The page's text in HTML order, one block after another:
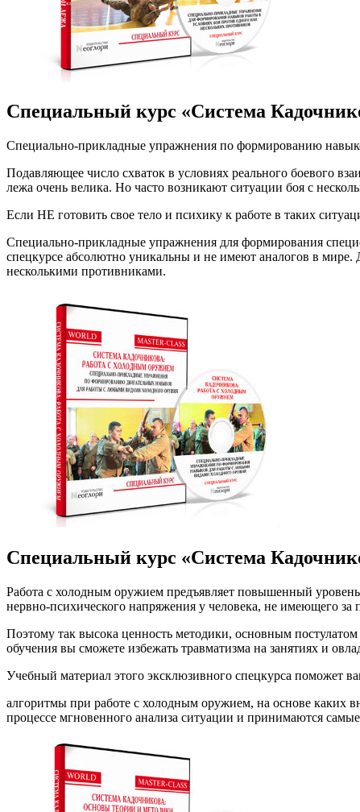
Специальный курс «Система
Специально-прикладные упражнения по формированию
Подавляющее число схваток в условиях реального боевого
лежа очень велика. Но часто возникают ситуации боя с
Если НЕ готовить свое тело и психику к работе в таких
Специально-прикладные упражнения для формирования
спецкурсе абсолютно уникальны и не имеют аналогов в
несколькими противниками.
Специальный курс «Система
Работа с холодным оружием предъявляет повышенный
нервно-психического напряжения у человека, не имеющего за
Поэтому так высока ценность методики, основным
обучения вы сможете избежать травматизма на занятиях и
Учебный материал этого эксклюзивного спецкурса поможет
алгоритмы при работе с холодным оружием, на основе каких
процессе мгновенного анализа ситуации и принимаются